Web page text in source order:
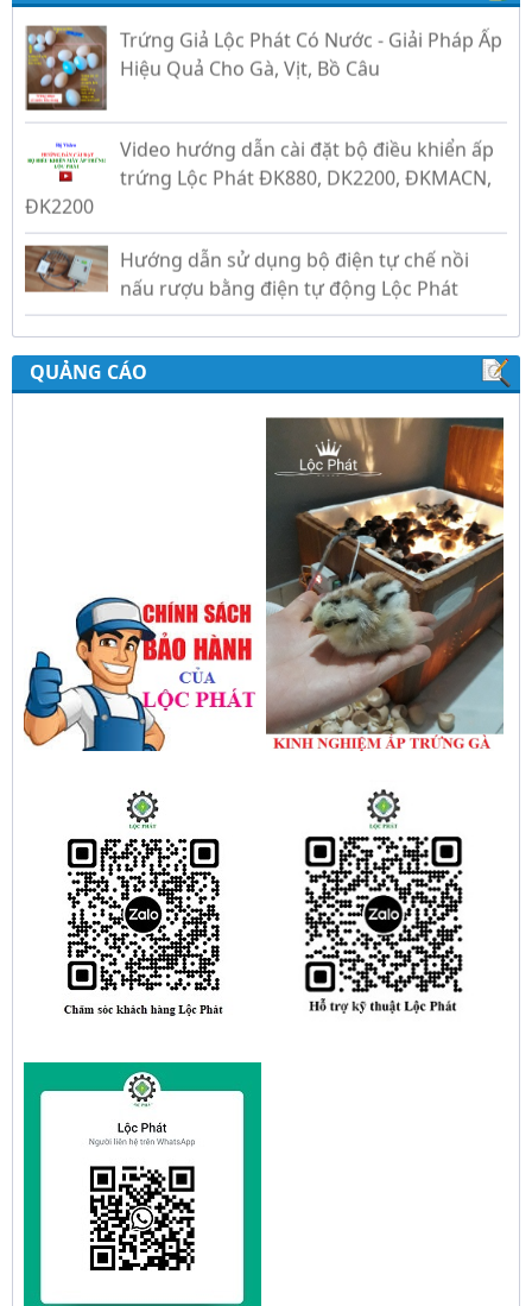
Trứng Giả Lộc Phát Có Nước - Giải Pháp Ấp
Hiệu Quả Cho Gà, Vịt, Bồ Câu
Video hướng dẫn cài đặt bộ điều khiển ấp
trứng Lộc Phát ĐK880, DK2200, ĐKMACN,
ĐK2200
Hướng dẫn sử dụng bộ điện tự chế nồi
nấu rượu bằng điện tự động Lộc Phát
chua công nghiệp Lộc Phát
gold, nhiệt độ và ánh sáng tự động Lộc
QUẢNG CÁO